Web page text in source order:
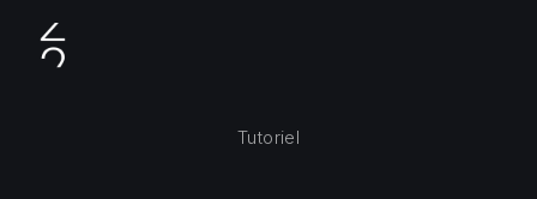
Tutoriel